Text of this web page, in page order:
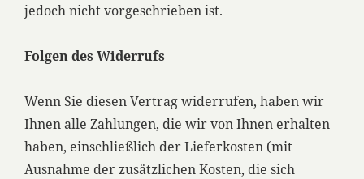
jedoch nicht vorgeschrieben ist.
Folgen des Widerrufs
Wenn Sie diesen Vertrag widerrufen, haben wir
Ihnen alle Zahlungen, die wir von Ihnen erhalten
haben, einschließlich der Lieferkosten (mit
Ausnahme der zusätzlichen Kosten, die sich